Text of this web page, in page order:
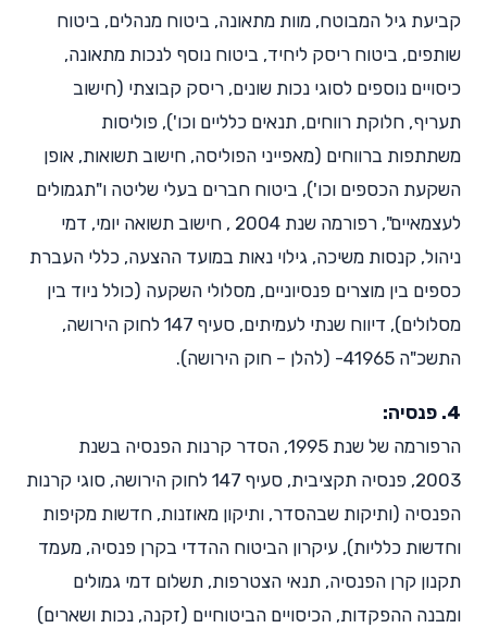
קביעת גיל המבוטח, מוות מתאונה, ביטוח מנהלים, ביטוח
שותפים, ביטוח ריסק ליחיד, ביטוח נוסף לנכות מתאונה,
כיסויים נוספים לסוגי נכות שונים, ריסק קבוצתי (חישוב
תעריף, חלוקת רווחים, תנאים כלליים וכו'), פוליסות
משתתפות ברווחים (מאפייני הפוליסה, חישוב תשואות, אופן
השקעת הכספים וכו'), ביטוח חברים בעלי שליטה ו"תגמולים
לעצמאיים", רפורמה שנת 2004 , חישוב תשואה יומי, דמי
ניהול, קנסות משיכה, גילוי נאות במועד ההצעה, כללי העברת
כספים בין מוצרים פנסיוניים, מסלולי השקעה (כולל ניוד בין
מסלולים), דיווח שנתי לעמיתים, סעיף 147 לחוק הירושה,
התשכ"ה 41965- (להלן – חוק הירושה).
4. פנסיה:
הרפורמה של שנת 1995, הסדר קרנות הפנסיה בשנת
2003, פנסיה תקציבית, סעיף 147 לחוק הירושה, סוגי קרנות
הפנסיה (ותיקות שבהסדר, ותיקון מאוזנות, חדשות מקיפות
וחדשות כלליות), עיקרון הביטוח ההדדי בקרן פנסיה, מעמד
תקנון קרן הפנסיה, תנאי הצטרפות, תשלום דמי גמולים
ומבנה ההפקדות, הכיסויים הביטוחיים (זקנה, נכות ושארים)